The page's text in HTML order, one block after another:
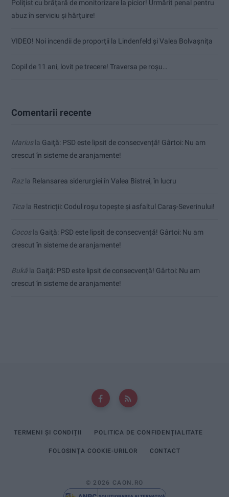
Polițist cu brățară de monitorizare la picior! Urmărit penal pentru
abuz în serviciu și hărțuire!
VIDEO! Noi incendii de proporții la Lindenfeld și Valea Bolvașnița
Copil de 11 ani, lovit pe trecere! Traversa pe roșu…
Comentarii recente
Mariusla Gaiţă: PSD este lipsit de consecvență! Gârtoi: Nu am
crescut în sisteme de aranjamente!
Razla Relansarea siderurgiei în Valea Bistrei, în lucru
Tica la Restricții: Codul roșu topește și asfaltul Caraș-Severinului!
Cocosla Gaiţă: PSD este lipsit de consecvență! Gârtoi: Nu am
crescut în sisteme de aranjamente!
Bukă la Gaiţă: PSD este lipsit de consecvență! Gârtoi: Nu am
crescut în sisteme de aranjamente!
TERMENI ȘI CONDIȚII POLITICA DE CONFIDENȚIALITATE
FOLOSINȚA COOKIE-URILOR CONTACT
© 2026 CAON.RO